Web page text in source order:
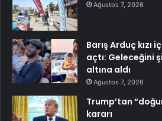
Ağustos 7, 2026
Barış Arduç kızı
açtı: Geleceğini
altına aldı
Ağustos 7, 2026
Trump’tan
kararı